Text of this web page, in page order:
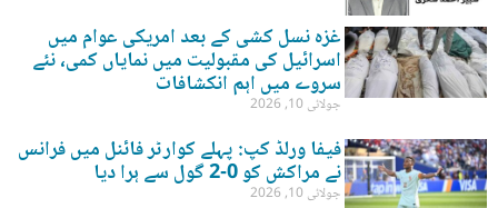
غزہ نسل کشی کے بعد امریکی عوام میں
اسرائیل کی مقبولیت میں نمایاں کمی، نئے
سروے میں اہم انکشافات
جولائی 10, 2026
فیفا ورلڈ کپ: پہلے کوارٹر فائنل میں فرانس
نے مراکش کو 0-2 گول سے ہرا دیا
جولائی 10, 2026